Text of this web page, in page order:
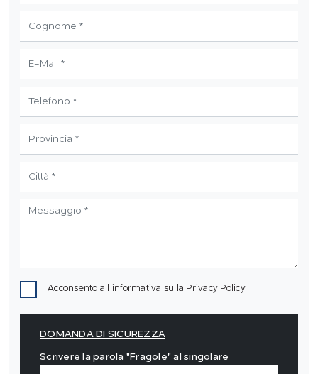
Acconsento all'informativa sulla Privacy Policy
DOMANDA DI SICUREZZA
Scrivere la parola "Fragole" al singolare